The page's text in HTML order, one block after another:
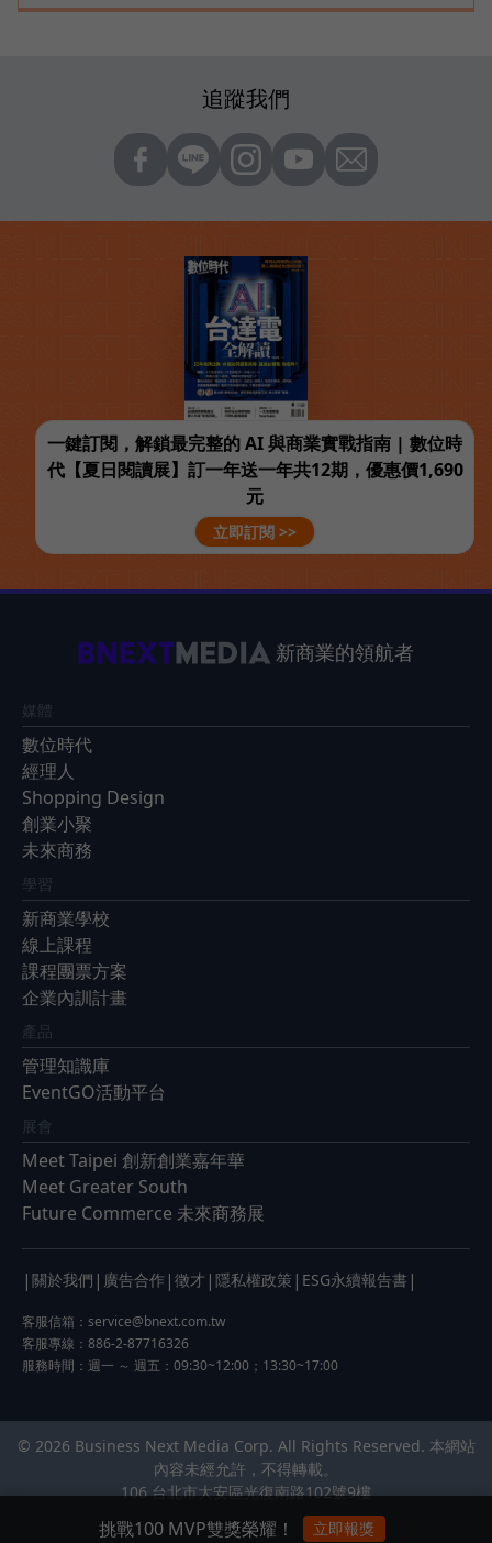
追蹤我們
一鍵訂閱，解鎖最完整的 AI 與商業實戰指南 | 數位時
代【夏日閱讀展】訂一年送一年共12期，優惠價1,690
元
立即訂閱 >>
新商業的領航者
媒體
數位時代
經理人
Shopping Design
創業小聚
未來商務
學習
新商業學校
線上課程
課程團票方案
企業內訓計畫
產品
管理知識庫
EventGO活動平台
展會
Meet Taipei 創新創業嘉年華
Meet Greater South
Future Commerce 未來商務展
| 關於我們 | 廣告合作 | 徵才 | 隱私權政策 | ESG永續報告書 |
客服信箱： service@bnext.com.tw
客服專線：886-2-87716326
服務時間：週一 ～ 週五：09:30~12:00；13:30~17:00
© 2026 Business Next Media Corp. All Rights Reserved. 本網站
內容未經允許，不得轉載。
106 台北市大安區光復南路102號9樓
挑戰100 MVP雙獎榮耀！ 立即報獎